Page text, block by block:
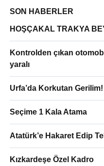
SON HABERLER
HOŞÇAKAL TRAKYA
Kontrolden çıkan
yaralı
Urfa’da Korkutan Gerilim!
Seçime 1 Kala Atama
Atatürk’e Hakaret Edip
Kızkardeşe Özel Kadro